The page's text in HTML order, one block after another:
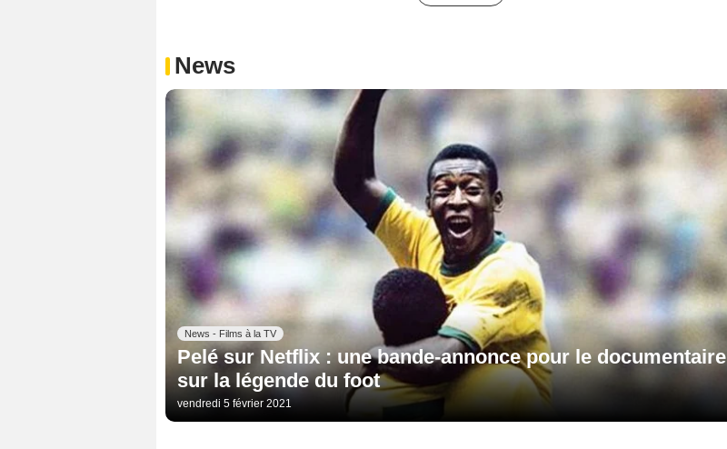
News
News - Films à la TV
Pelé sur Netflix : une bande-annonce pour le documentaire
sur la légende du foot
vendredi 5 février 2021